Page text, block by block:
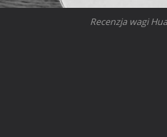
Recenzja wagi